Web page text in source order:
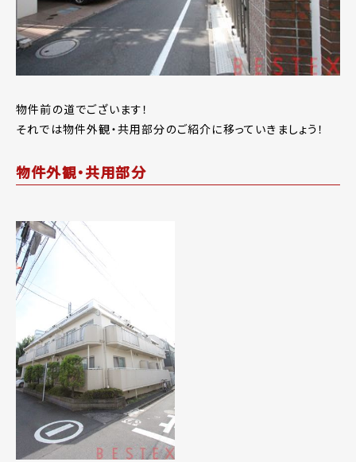
物件前の道でございます！
それでは物件外観・共用部分のご紹介に移っていきましょう！
物件外観・共用部分